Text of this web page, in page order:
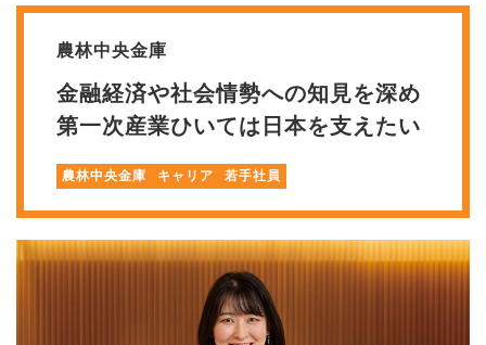
農林中央金庫
金融経済や社会情勢への知見を深め
第一次産業ひいては日本を支えたい
農林中央金庫 キャリア 若手社員